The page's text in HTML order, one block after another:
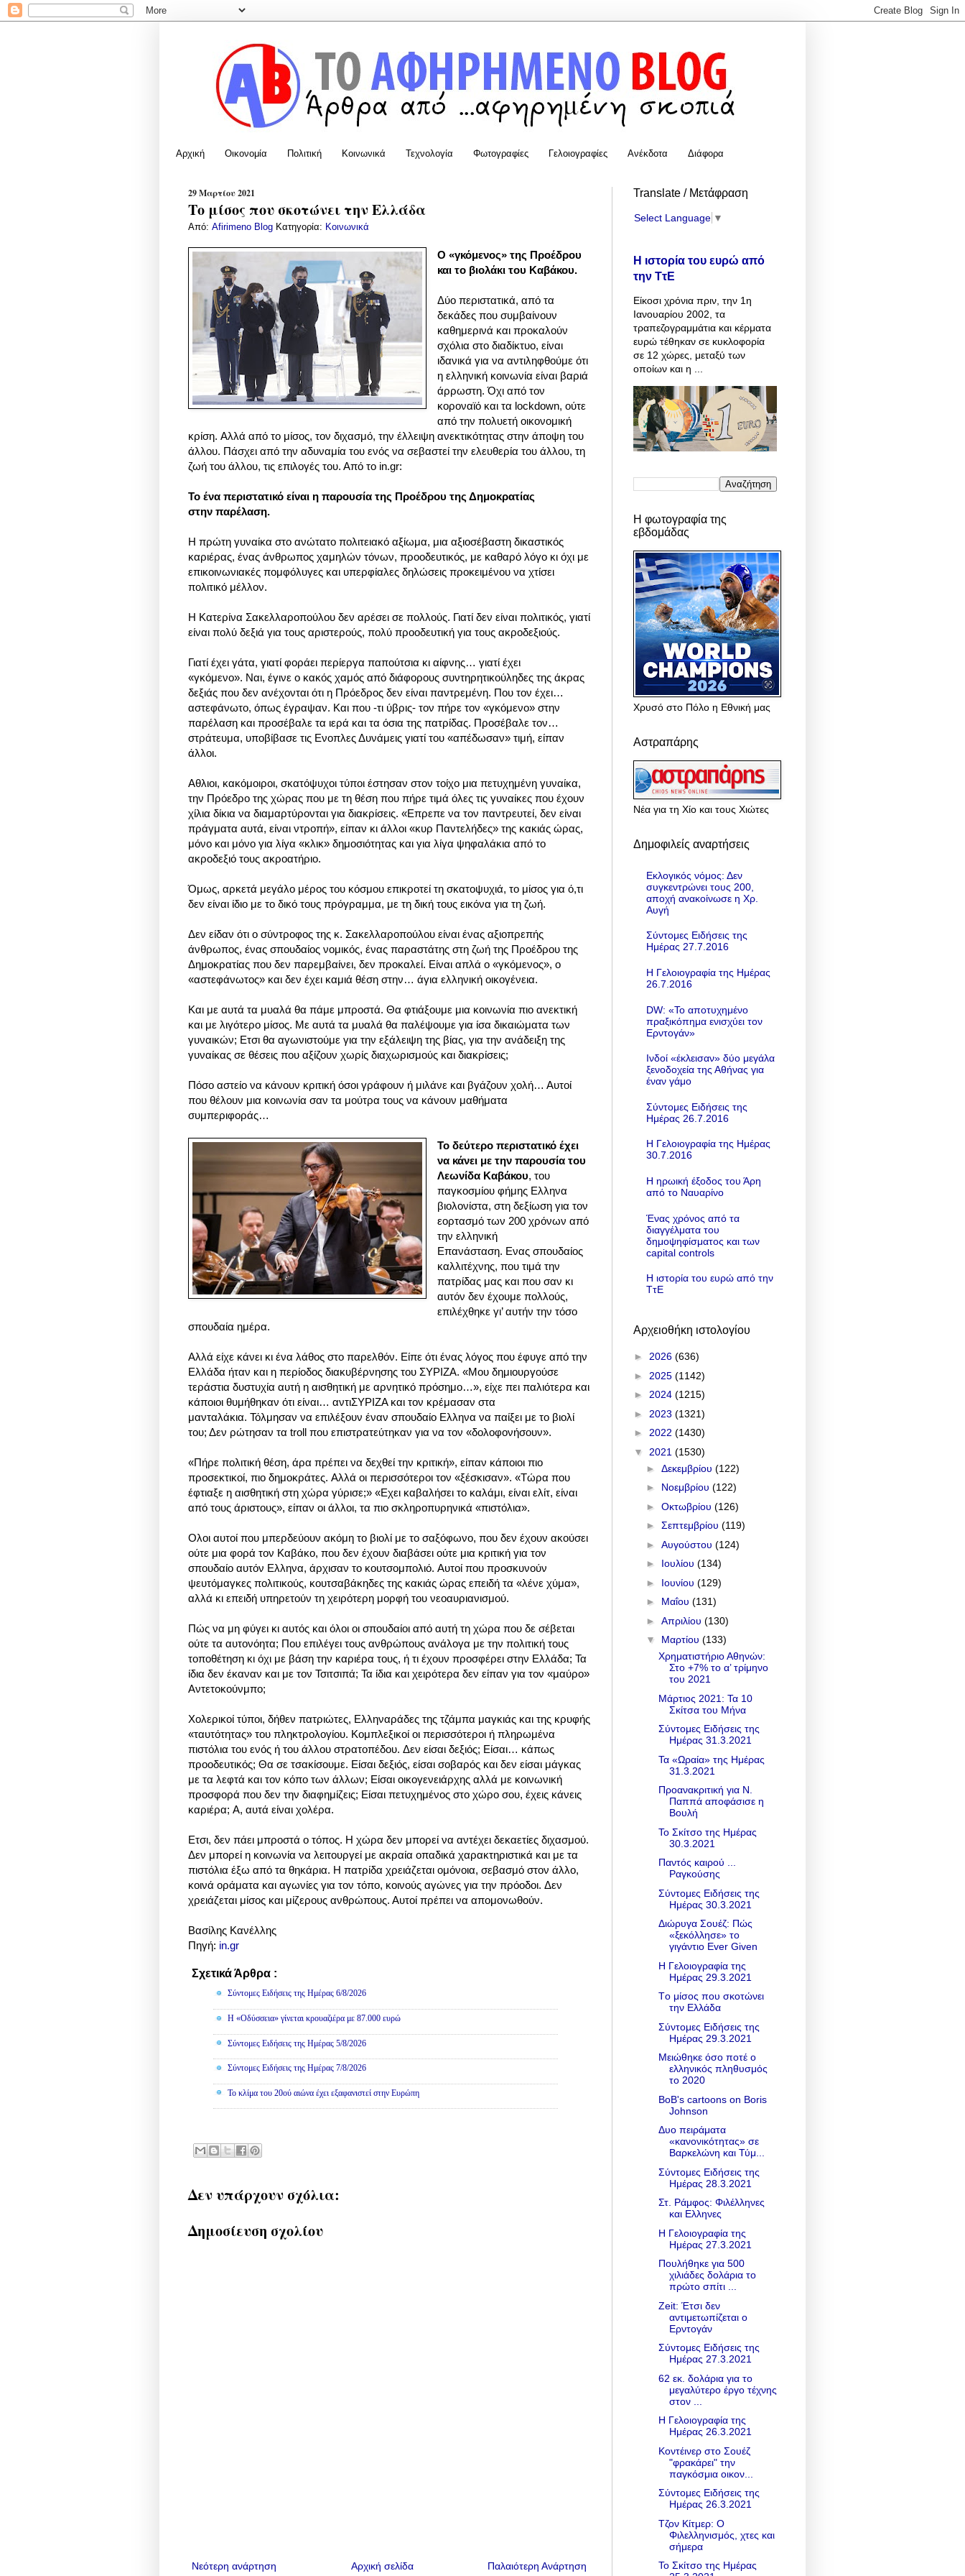
Αρχική Οικονομία Πολιτική Κοινωνικά Τεχνολογία Φωτογραφίες Γελοιογραφίες Ανέκδοτα Διάφορα
29 Μαρτίου 2021
Tο μίσος που σκοτώνει την Ελλάδα
Από: Afirimeno Blog Κατηγορία: Κοινωνικά
Ο «γκόμενος» της Προέδρου
και το βιολάκι του Καβάκου.
Δύο περιστατικά, από τα
δεκάδες που συμβαίνουν
καθημερινά και προκαλούν
σχόλια στο διαδίκτυο, είναι
ιδανικά για να αντιληφθούμε ότι
η ελληνική κοινωνία είναι βαριά
άρρωστη.Όχι από τον
κοροναϊό και τα lockdown, oύτε
από την πολυετή οικονομική
κρίση. Αλλά από το μίσος, τον διχασμό, την έλλειψη ανεκτικότητας στην άποψη του
άλλου. Πάσχει από την αδυναμία του ενός να σεβαστεί την ελευθερία του άλλου, τη
ζωή του άλλου, τις επιλογές του. Από το in.gr:
Το ένα περιστατικό είναι η παρουσία της Προέδρου της Δημοκρατίας
στην παρέλαση.
Η πρώτη γυναίκα στο ανώτατο πολιτειακό αξίωμα, μια αξιοσέβαστη δικαστικός
καριέρας, ένας άνθρωπος χαμηλών τόνων, προοδευτικός, με καθαρό λόγο κι όχι με
επικοινωνιακές πομφόλυγες και υπερφίαλες δηλώσεις προκειμένου να χτίσει
πολιτικό μέλλον.
Η Κατερίνα Σακελλαροπούλου δεν αρέσει σε πολλούς. Γιατί δεν είναι πολιτικός, γιατί
είναι πολύ δεξιά για τους αριστερούς, πολύ προοδευτική για τους ακροδεξιούς.
Γιατί έχει γάτα, γιατί φοράει περίεργα παπούτσια κι αίφνης… γιατί έχει
«γκόμενο». Ναι, έγινε ο κακός χαμός από διάφορους συντηρητικούληδες της άκρας
δεξιάς που δεν ανέχονται ότι η Πρόεδρος δεν είναι παντρεμένη. Που τον έχει…
αστεφάνωτο, όπως έγραψαν. Και που -τι ύβρις- τον πήρε τον «γκόμενο» στην
παρέλαση και προσέβαλε τα ιερά και τα όσια της πατρίδας. Προσέβαλε τον…
στράτευμα, υποβίβασε τις Ενοπλες Δυνάμεις γιατί του «απέδωσαν» τιμή, είπαν
άλλοι.
Αθλιοι, κακόμοιροι, σκατόψυχοι τύποι έστησαν στον τοίχο μια πετυχημένη γυναίκα,
την Πρόεδρο της χώρας που με τη θέση που πήρε τιμά όλες τις γυναίκες που έχουν
χίλια δίκια να διαμαρτύρονται για διακρίσεις. «Επρεπε να τον παντρευτεί, δεν είναι
πράγματα αυτά, είναι ντροπή», είπαν κι άλλοι «κυρ Παντελήδες» της κακιάς ώρας,
μόνο και μόνο για λίγα «κλικ» δημοσιότητας και για λίγα ψηφαλάκια από το
ακροδεξιό τους ακροατήριο.
Όμως, αρκετά μεγάλο μέρος του κόσμου επικροτεί τη σκατοψυχιά, το μίσος για ό,τι
δεν είναι ίδιο με το δικό τους πρόγραμμα, με τη δική τους εικόνα για τη ζωή.
Δεν είδαν ότι ο σύντροφος της κ. Σακελλαροπούλου είναι ένας αξιοπρεπής
άνθρωπος, ένας σπουδαίος νομικός, ένας παραστάτης στη ζωή της Προέδρου της
Δημοκρατίας που δεν παρεμβαίνει, δεν προκαλεί. Είναι απλά ο «γκόμενος», ο
«αστεφάνωτος» και δεν έχει καμιά θέση στην… άγια ελληνική οικογένεια.
Και με αυτά τα μυαλά θα πάμε μπροστά. Θα φτιάξουμε μια κοινωνία πιο ανεκτική
και με λιγότερο μίσος. Με αυτά τα μυαλά θα παλέψουμε για ίσα δικαιώματα των
γυναικών; Ετσι θα αγωνιστούμε για την εξάλειψη της βίας, για την ανάδειξη της
γυναίκας σε θέσεις που αξίζουν χωρίς διαχωρισμούς και διακρίσεις;
Πόσο αστείο να κάνουν κριτική όσοι γράφουν ή μιλάνε και βγάζουν χολή… Αυτοί
που θέλουν μια κοινωνία σαν τα μούτρα τους να κάνουν μαθήματα
συμπεριφοράς…
Το δεύτερο περιστατικό έχει
να κάνει με την παρουσία του
Λεωνίδα Καβάκου, του
παγκοσμίου φήμης Ελληνα
βιολονίστα, στη δεξίωση για τον
εορτασμό των 200 χρόνων από
την ελληνική
Επανάσταση. Ενας σπουδαίος
καλλιτέχνης, που τιμά την
πατρίδας μας και που σαν κι
αυτόν δεν έχουμε πολλούς,
επιλέχθηκε γι’ αυτήν την τόσο
σπουδαία ημέρα.
Αλλά είχε κάνει κι ένα λάθος στο παρελθόν. Είπε ότι ένας λόγος που έφυγε από την
Ελλάδα ήταν και η περίοδος διακυβέρνησης του ΣΥΡΙΖΑ. «Μου δημιουργούσε
τεράστια δυστυχία αυτή η αισθητική με αρνητικό πρόσημο…», είχε πει παλιότερα και
κάποιοι θυμήθηκαν ότι είναι… αντιΣΥΡΙΖΑ και τον κρέμασαν στα
μανταλάκια. Τόλμησαν να επιλέξουν έναν σπουδαίο Ελληνα να παίξει με το βιολί
του; Δεν ρώτησαν τα troll που επιστρατεύτηκαν για να τον «δολοφονήσουν».
«Πήρε πολιτική θέση, άρα πρέπει να δεχθεί την κριτική», είπαν κάποιοι πιο
προσεκτικοί, πιο δημοκράτες. Αλλά οι περισσότεροι τον «ξέσκισαν». «Τώρα που
έφτιαξε η αισθητική στη χώρα γύρισε;» «Εχει καβαλήσει το καλάμι, είναι ελίτ, είναι
από τους άριστους», είπαν οι άλλοι, τα πιο σκληροπυρηνικά «πιστόλια».
Ολοι αυτοί που μπερδεύουν ακόμη το βιολί με το σαξόφωνο, που δεν έχουν ακούσει
ούτε μια φορά τον Καβάκο, που δεν έχουν διαβάσει ούτε μια κριτική για τον
σπουδαίο αυτόν Ελληνα, άρχισαν το κουτσομπολιό. Αυτοί που προσκυνούν
ψευτόμαγκες πολιτικούς, κουτσαβάκηδες της κακιάς ώρας επειδή τα «λένε χύμα»,
αλλά κι επειδή υπηρετούν τη χειρότερη μορφή του νεοαυριανισμού.
Πώς να μη φύγει κι αυτός και όλοι οι σπουδαίοι από αυτή τη χώρα που δε σέβεται
ούτε τα αυτονόητα; Που επιλέγει τους ανθρώπους ανάλογα με την πολιτική τους
τοποθέτηση κι όχι με βάση την καριέρα τους, ή τι έχουν προσφέρει στην Ελλάδα; Τα
ίδια δεν έκαναν και με τον Τσιτσιπά; Τα ίδια και χειρότερα δεν είπαν για τον «μαύρο»
Αντετοκούνμπο;
Χολερικοί τύποι, δήθεν πατριώτες, Ελληναράδες της τζάμπα μαγκιάς και της κρυφής
«ταυτότητας» του πληκτρολογίου. Κομπλεξικοί οι περισσότεροι ή πληρωμένα
πιστόλια του ενός ή του άλλου στρατοπέδου. Δεν είσαι δεξιός; Είσαι… κάπως
προοδευτικός; Θα σε τσακίσουμε. Είσαι δεξιός, είσαι σοβαρός και δεν είσαι μάγκας
με τα λεφτά και τον κόπο των άλλων; Είσαι οικογενειάρχης αλλά με κοινωνική
προσφορά που δεν την διαφημίζεις; Είσαι πετυχημένος στο χώρο σου, έχεις κάνεις
καριέρα; Α, αυτά είναι χολέρα.
Ετσι, δεν πάει μπροστά ο τόπος. Η χώρα δεν μπορεί να αντέχει δεκαετίες διχασμού.
Δεν μπορεί η κοινωνία να λειτουργεί με ακραία οπαδικά χαρακτηριστικά και με τα
πιστόλια έξω από τα θηκάρια. Η πατρίδα χρειάζεται ομόνοια, σεβασμό στον άλλο,
κοινά οράματα και αγωνίες για τον τόπο, κοινούς αγώνες για την πρόοδοι. Δεν
χρειάζεται μίσος και μίζερους ανθρώπους. Αυτοί πρέπει να απομονωθούν.
Βασίλης Κανέλλης
Πηγή: in.gr
Σχετικά Άρθρα :
Σύντομες Ειδήσεις της Ημέρας 6/8/2026
Η «Οδύσσεια» γίνεται κρουαζιέρα με 87.000 ευρώ
Σύντομες Ειδήσεις της Ημέρας 5/8/2026
Σύντομες Ειδήσεις της Ημέρας 7/8/2026
Το κλίμα του 20ού αιώνα έχει εξαφανιστεί στην Ευρώπη
Δεν υπάρχουν σχόλια:
Δημοσίευση σχολίου
Νεότερη ανάρτηση Παλαιότερη Ανάρτηση
Αρχική σελίδα
Translate / Μετάφραση
Select Language ▼
Η ιστορία του ευρώ από
την ΤτΕ
Είκοσι χρόνια πριν, την 1η
Ιανουαρίου 2002, τα
τραπεζογραμμάτια και κέρματα
ευρώ τέθηκαν σε κυκλοφορία
σε 12 χώρες, μεταξύ των
οποίων και η ...
Η φωτογραφία της
εβδομάδας
Χρυσό στο Πόλο η Εθνική μας
Αστραπάρης
Νέα για τη Χίο και τους Χιώτες
Δημοφιλείς αναρτήσεις
Εκλογικός νόμος: Δεν
συγκεντρώνει τους 200,
αποχή ανακοίνωσε η Χρ.
Αυγή
Σύντομες Ειδήσεις της
Ημέρας 27.7.2016
Η Γελοιογραφία της Ημέρας
26.7.2016
DW: «To αποτυχημένο
πραξικόπημα ενισχύει τον
Ερντογάν»
Ινδοί «έκλεισαν» δύο μεγάλα
ξενοδοχεία της Αθήνας για
έναν γάμο
Σύντομες Ειδήσεις της
Ημέρας 26.7.2016
Η Γελοιογραφία της Ημέρας
30.7.2016
Η ηρωική έξοδος του Άρη
από το Ναυαρίνο
Ένας χρόνος από τα
διαγγέλματα του
δημοψηφίσματος και των
capital controls
Η ιστορία του ευρώ από την
ΤτΕ
Αρχειοθήκη ιστολογίου
► 2026 (636)
► 2025 (1142)
► 2024 (1215)
► 2023 (1321)
► 2022 (1430)
▼ 2021 (1530)
► Δεκεμβρίου (122)
► Νοεμβρίου (122)
► Οκτωβρίου (126)
► Σεπτεμβρίου (119)
► Αυγούστου (124)
► Ιουλίου (134)
► Ιουνίου (129)
► Μαΐου (131)
► Απριλίου (130)
▼ Μαρτίου (133)
Χρηματιστήριο Αθηνών:
Στο +7% το α’ τρίμηνο
του 2021
Μάρτιος 2021: Τα 10
Σκίτσα του Μήνα
Σύντομες Ειδήσεις της
Ημέρας 31.3.2021
Τα «Ωραία» της Ημέρας
31.3.2021
Προανακριτική για Ν.
Παππά αποφάσισε η
Βουλή
Το Σκίτσο της Ημέρας
30.3.2021
Παντός καιρού ...
Ραγκούσης
Σύντομες Ειδήσεις της
Ημέρας 30.3.2021
Διώρυγα Σουέζ: Πώς
«ξεκόλλησε» το
γιγάντιο Ever Given
Η Γελοιογραφία της
Ημέρας 29.3.2021
Tο μίσος που σκοτώνει
την Ελλάδα
Σύντομες Ειδήσεις της
Ημέρας 29.3.2021
Μειώθηκε όσο ποτέ ο
ελληνικός πληθυσμός
το 2020
BoB's cartoons on Boris
Johnson
Δυο πειράματα
«κανονικότητας» σε
Βαρκελώνη και Τύμ...
Σύντομες Ειδήσεις της
Ημέρας 28.3.2021
Στ. Ράμφος: Φιλέλληνες
και Ελληνες
Η Γελοιογραφία της
Ημέρας 27.3.2021
Πουλήθηκε για 500
χιλιάδες δολάρια το
πρώτο σπίτι ...
Zeit: Έτσι δεν
αντιμετωπίζεται ο
Ερντογάν
Σύντομες Ειδήσεις της
Ημέρας 27.3.2021
62 εκ. δολάρια για το
μεγαλύτερο έργο τέχνης
στον ...
Η Γελοιογραφία της
Ημέρας 26.3.2021
Κοντέινερ στο Σουέζ
"φρακάρει" την
παγκόσμια οικον...
Σύντομες Ειδήσεις της
Ημέρας 26.3.2021
Τζον Κίτμερ: Ο
Φιλελληνισμός, χτες και
σήμερα
Το Σκίτσο της Ημέρας